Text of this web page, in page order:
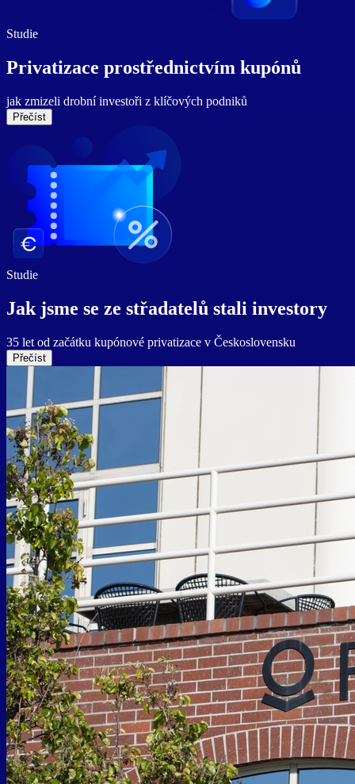
Studie
Privatizace prostřednictvím kupónů
jak zmizeli drobní investoři z klíčových podniků
Přečíst
Studie
Jak jsme se ze střadatelů stali investory
35 let od začátku kupónové privatizace v Československu
Přečíst